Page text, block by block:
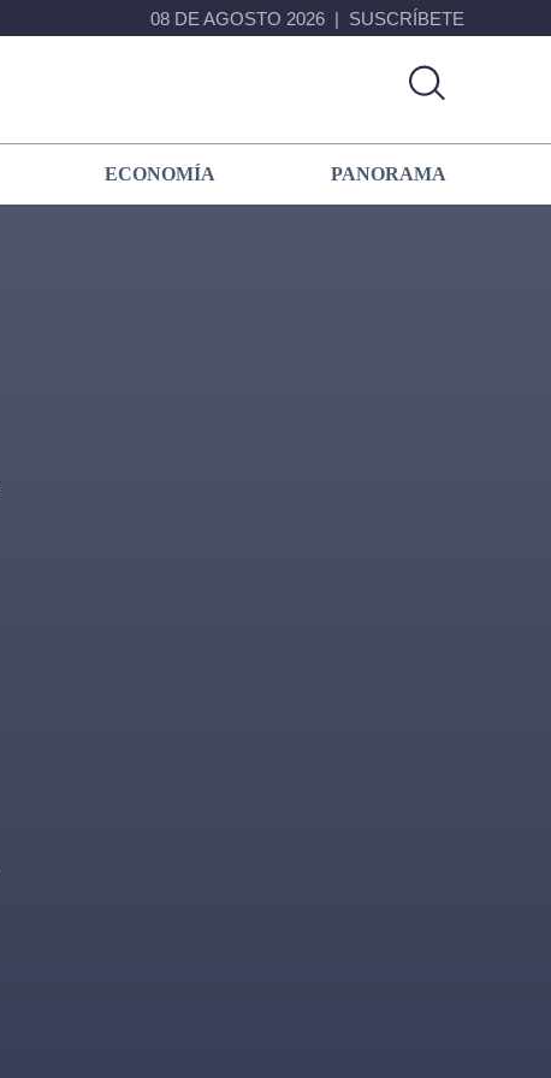
08 DE AGOSTO 2026 SUSCRÍBETE
ECONOMÍA PANORAMA